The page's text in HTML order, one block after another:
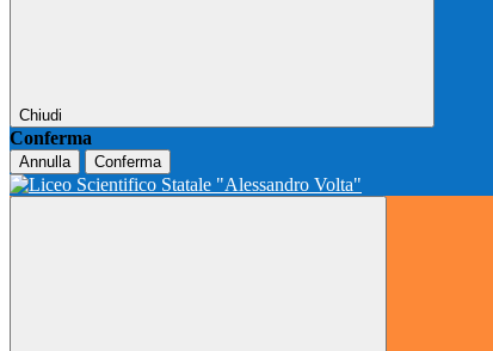
Chiudi
Conferma
Annulla Conferma